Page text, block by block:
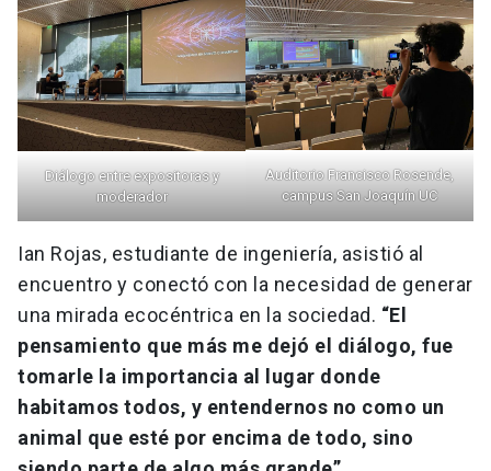
Diálogo entre expositoras y
moderador
Auditorio Francisco Rosende,
campus San Joaquín UC
Ian Rojas, estudiante de ingeniería, asistió al
encuentro y conectó con la necesidad de generar
una mirada ecocéntrica en la sociedad. “El
pensamiento que más me dejó el diálogo, fue
tomarle la importancia al lugar donde
habitamos todos, y entendernos no como un
animal que esté por encima de todo, sino